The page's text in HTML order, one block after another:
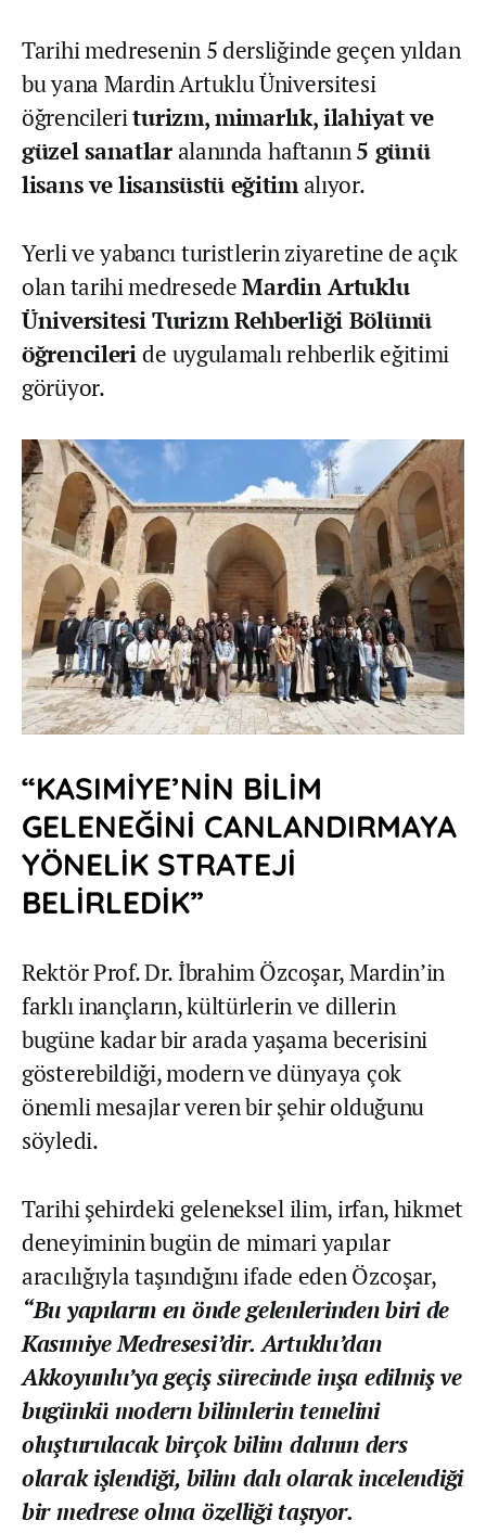
Tarihi medresenin 5 dersliğinde geçen yıldan
bu yana Mardin Artuklu Üniversitesi
öğrencileriturizm, mimarlık, ilahiyat ve
güzel sanatlaralanında haftanın5 günü
lisans ve lisansüstü eğitimalıyor.
Yerli ve yabancı turistlerin ziyaretine de açık
olan tarihi medresedeMardin Artuklu
Üniversitesi Turizm Rehberliği Bölümü
öğrencileride uygulamalı rehberlik eğitimi
görüyor.
“KASIMİYE’NİN BİLİM
GELENEĞİNİ CANLANDIRMAYA
YÖNELİK STRATEJİ
BELİRLEDİK”
Rektör Prof. Dr. İbrahim Özcoşar, Mardin’in
farklı inançların, kültürlerin ve dillerin
bugüne kadar bir arada yaşama becerisini
gösterebildiği, modern ve dünyaya çok
önemli mesajlar veren bir şehir olduğunu
söyledi.
Tarihi şehirdeki geleneksel ilim, irfan, hikmet
deneyiminin bugün de mimari yapılar
aracılığıyla taşındığını ifade eden Özcoşar,
“Bu yapıların en önde gelenlerinden biri de
Kasımiye Medresesi’dir. Artuklu’dan
Akkoyunlu’ya geçiş sürecinde inşa edilmiş ve
bugünkü modern bilimlerin temelini
oluşturulacak birçok bilim dalının ders
olarak işlendiği, bilim dalı olarak incelendiği
bir medrese olma özelliği taşıyor.